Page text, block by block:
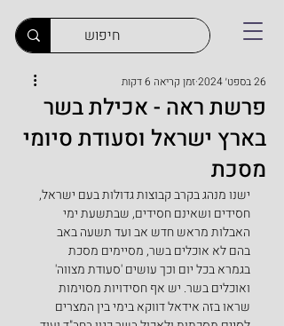
פרשת ראה - אכילת בשר
בארץ ישראל וסעודת סיומי
מסכת
26 בספט׳ 2024 זמן קריאה 6 דקות
ישנו מנהג בקרב קבוצות גדולות בעם ישראל,
חסידים ושאינם חסידים, שבתשעת ימי
האבלות מראש חדש אב ועד תשעה באב
בהם לא אוכלים בשר, מסיימים מסכת
בגמרא בכל יום וכך עושים 'סעודת מצווה'
ואוכלים בשר. יש אף חסידויות מסוימות
שראו בזה אידאל דווקא בימי בין המצרים